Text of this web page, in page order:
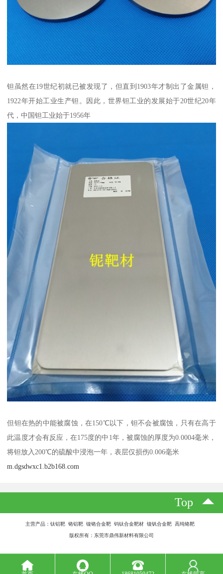
钽虽然在19世纪初就已被发现了，但直到1903年才制出了金属钽，
1922年开始工业生产钽。因此，世界钽工业的发展始于20世纪20年
代，中国钽工业始于1956年
但钽在热的中能被腐蚀，在150℃以下，钽不会被腐蚀，只有在高于
此温度才会有反应，在175度的中1年，被腐蚀的厚度为0.0004毫米，
将钽放入200℃的硫酸中浸泡一年，表层仅损伤0.006毫米
m.dgsdwxc1.b2b168.com
Top
主营产品：钛铝靶 铬铝靶 镍铬合金靶 钨钛合金靶材 镍钒合金靶 高纯铬靶
版权所有：东莞市鼎伟新材料有限公司